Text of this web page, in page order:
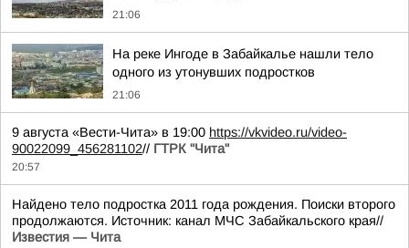
21:06
На реке Ингоде в Забайкалье нашли тело
одного из утонувших подростков
21:06
9 августа «Вести-Чита» в 19:00 https://vkvideo.ru/video-
90022099_456281102// ГТРК "Чита"
20:57
Найдено тело подростка 2011 года рождения. Поиски второго
продолжаются. Источник: канал МЧС Забайкальского края//
Известия — Чита